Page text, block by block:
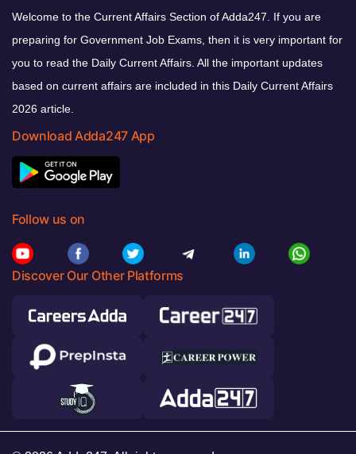
Welcome to the Current Affairs Section of Adda247. If you are
preparing for Government Job Exams, then it is very important for
you to read the Daily Current Affairs. All the important updates
based on current affairs are included in this Daily Current Affairs
2026 article.
Download Adda247 App
Follow us on
Discover Our Other Platforms